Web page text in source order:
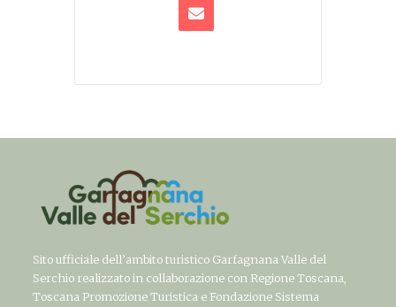
Sito ufficiale dell’ambito turistico Garfagnana Valle del
Serchio realizzato in collaborazione con Regione Toscana,
Toscana Promozione Turistica e Fondazione Sistema